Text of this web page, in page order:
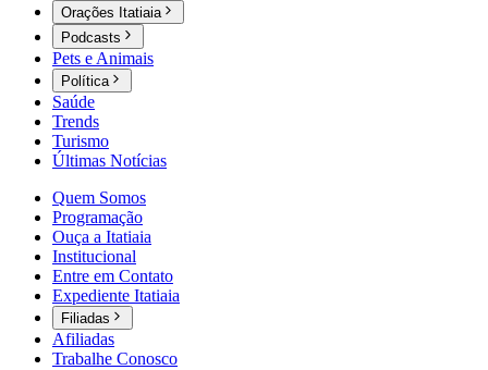
Orações Itatiaia
Podcasts
Pets e Animais
Política
Saúde
Trends
Turismo
Últimas Notícias
Quem Somos
Programação
Ouça a Itatiaia
Institucional
Entre em Contato
Expediente Itatiaia
Filiadas
Afiliadas
Trabalhe Conosco